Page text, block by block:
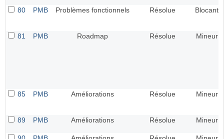
80 PMB Problèmes fonctionnels Résolue Blocant
81 PMB Roadmap Résolue Mineur
85 PMB Améliorations Résolue Mineur
89 PMB Améliorations Résolue Mineur